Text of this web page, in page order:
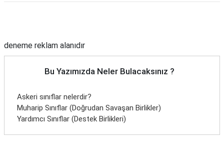
deneme reklam alanıdır
Bu Yazımızda Neler Bulacaksınız ?
Askeri sınıflar nelerdir?
Muharip Sınıflar (Doğrudan Savaşan Birlikler)
Yardımcı Sınıflar (Destek Birlikleri)